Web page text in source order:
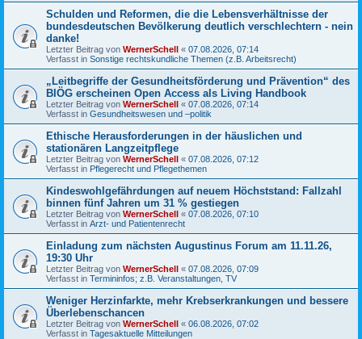
Schulden und Reformen, die die Lebensverhältnisse der
bundesdeutschen Bevölkerung deutlich verschlechtern - nein
danke!
Letzter Beitrag von WernerSchell « 07.08.2026, 07:14
Verfasst in Sonstige rechtskundliche Themen (z.B. Arbeitsrecht)
„Leitbegriffe der Gesundheitsförderung und Prävention“ des
BIÖG erscheinen Open Access als Living Handbook
Letzter Beitrag von WernerSchell « 07.08.2026, 07:14
Verfasst in Gesundheitswesen und –politik
Ethische Herausforderungen in der häuslichen und
stationären Langzeitpflege
Letzter Beitrag von WernerSchell « 07.08.2026, 07:12
Verfasst in Pflegerecht und Pflegethemen
Kindeswohlgefährdungen auf neuem Höchststand: Fallzahl
binnen fünf Jahren um 31 % gestiegen
Letzter Beitrag von WernerSchell « 07.08.2026, 07:10
Verfasst in Arzt- und Patientenrecht
Einladung zum nächsten Augustinus Forum am 11.11.26,
19:30 Uhr
Letzter Beitrag von WernerSchell « 07.08.2026, 07:09
Verfasst in Termininfos; z.B. Veranstaltungen, TV
Weniger Herzinfarkte, mehr Krebserkrankungen und bessere
Überlebenschancen
Letzter Beitrag von WernerSchell « 06.08.2026, 07:02
Verfasst in Tagesaktuelle Mitteilungen